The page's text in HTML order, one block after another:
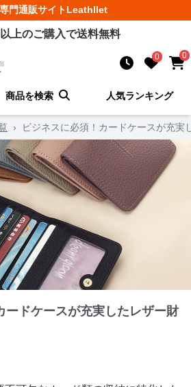
専門通販サイトLeathllet
上のご購入で送料無料
0 0
商品を検索 人気ランキング
› ビジネスに必須！カードケースが充実
ードケースが充実したレザー財